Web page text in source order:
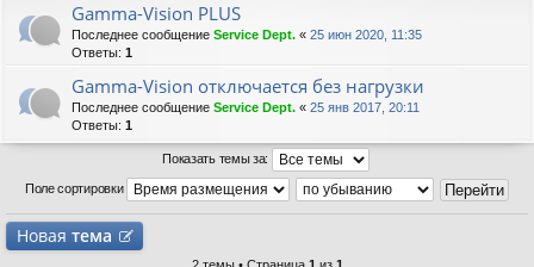
Gamma-Vision PLUS
Последнее сообщение Service Dept. « 25 июн 2020, 11:35
Ответы: 1
Gamma-Vision отключается без нагрузки
Последнее сообщение Service Dept. « 25 янв 2017, 20:11
Ответы: 1
Показать темы за:
Поле сортировки
Новая тема